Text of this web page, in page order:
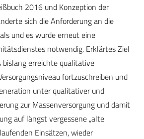
2016 und Konzeption der
sich die Anforderung an die
und es wurde erneut eine
notwendig. Erklärtes Ziel
erreichte qualitative
fortzuschreiben und
unter qualitativer und
zur Massenversorgung und damit
auf längst vergessene „alte
Einsätzen, wieder